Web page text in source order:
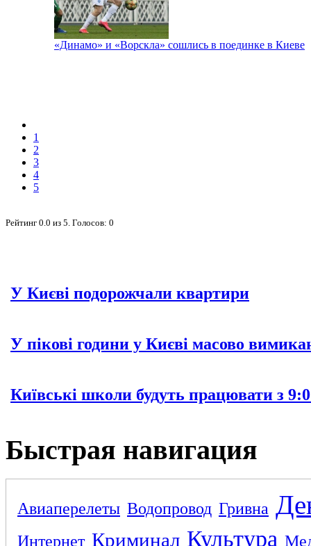
«Динамо» и «Ворскла» сошлись в поединке в Киеве
1
2
3
4
5
Рейтинг 0.0 из 5 . Голосов: 0
У Києві подорожчали квартири
У пікові години у Києві масово
Київські школи будуть працювати з
Быстрая навигация
Авиаперелеты Водопровод Гривна
Интернет Криминал Культура